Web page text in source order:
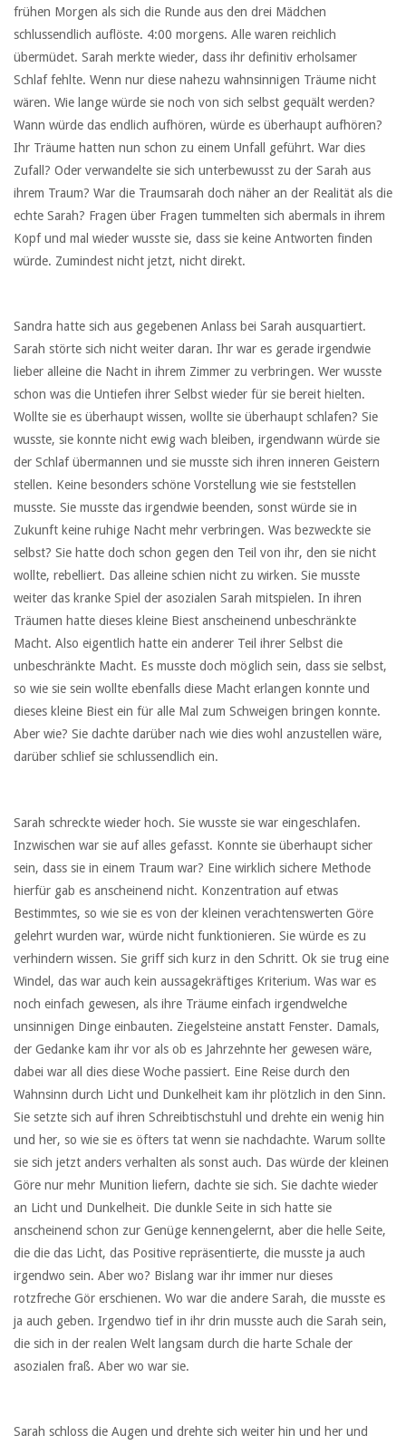
frühen Morgen als sich die Runde aus den drei Mädchen
schlussendlich auflöste. 4:00 morgens. Alle waren reichlich
übermüdet. Sarah merkte wieder, dass ihr definitiv erholsamer
Schlaf fehlte. Wenn nur diese nahezu wahnsinnigen Träume nicht
wären. Wie lange würde sie noch von sich selbst gequält werden?
Wann würde das endlich aufhören, würde es überhaupt aufhören?
Ihr Träume hatten nun schon zu einem Unfall geführt. War dies
Zufall? Oder verwandelte sie sich unterbewusst zu der Sarah aus
ihrem Traum? War die Traumsarah doch näher an der Realität als die
echte Sarah? Fragen über Fragen tummelten sich abermals in ihrem
Kopf und mal wieder wusste sie, dass sie keine Antworten finden
würde. Zumindest nicht jetzt, nicht direkt.
Sandra hatte sich aus gegebenen Anlass bei Sarah ausquartiert.
Sarah störte sich nicht weiter daran. Ihr war es gerade irgendwie
lieber alleine die Nacht in ihrem Zimmer zu verbringen. Wer wusste
schon was die Untiefen ihrer Selbst wieder für sie bereit hielten.
Wollte sie es überhaupt wissen, wollte sie überhaupt schlafen? Sie
wusste, sie konnte nicht ewig wach bleiben, irgendwann würde sie
der Schlaf übermannen und sie musste sich ihren inneren Geistern
stellen. Keine besonders schöne Vorstellung wie sie feststellen
musste. Sie musste das irgendwie beenden, sonst würde sie in
Zukunft keine ruhige Nacht mehr verbringen. Was bezweckte sie
selbst? Sie hatte doch schon gegen den Teil von ihr, den sie nicht
wollte, rebelliert. Das alleine schien nicht zu wirken. Sie musste
weiter das kranke Spiel der asozialen Sarah mitspielen. In ihren
Träumen hatte dieses kleine Biest anscheinend unbeschränkte
Macht. Also eigentlich hatte ein anderer Teil ihrer Selbst die
unbeschränkte Macht. Es musste doch möglich sein, dass sie selbst,
so wie sie sein wollte ebenfalls diese Macht erlangen konnte und
dieses kleine Biest ein für alle Mal zum Schweigen bringen konnte.
Aber wie? Sie dachte darüber nach wie dies wohl anzustellen wäre,
darüber schlief sie schlussendlich ein.
Sarah schreckte wieder hoch. Sie wusste sie war eingeschlafen.
Inzwischen war sie auf alles gefasst. Konnte sie überhaupt sicher
sein, dass sie in einem Traum war? Eine wirklich sichere Methode
hierfür gab es anscheinend nicht. Konzentration auf etwas
Bestimmtes, so wie sie es von der kleinen verachtenswerten Göre
gelehrt wurden war, würde nicht funktionieren. Sie würde es zu
verhindern wissen. Sie griff sich kurz in den Schritt. Ok sie trug eine
Windel, das war auch kein aussagekräftiges Kriterium. Was war es
noch einfach gewesen, als ihre Träume einfach irgendwelche
unsinnigen Dinge einbauten. Ziegelsteine anstatt Fenster. Damals,
der Gedanke kam ihr vor als ob es Jahrzehnte her gewesen wäre,
dabei war all dies diese Woche passiert. Eine Reise durch den
Wahnsinn durch Licht und Dunkelheit kam ihr plötzlich in den Sinn.
Sie setzte sich auf ihren Schreibtischstuhl und drehte ein wenig hin
und her, so wie sie es öfters tat wenn sie nachdachte. Warum sollte
sie sich jetzt anders verhalten als sonst auch. Das würde der kleinen
Göre nur mehr Munition liefern, dachte sie sich. Sie dachte wieder
an Licht und Dunkelheit. Die dunkle Seite in sich hatte sie
anscheinend schon zur Genüge kennengelernt, aber die helle Seite,
die die das Licht, das Positive repräsentierte, die musste ja auch
irgendwo sein. Aber wo? Bislang war ihr immer nur dieses
rotzfreche Gör erschienen. Wo war die andere Sarah, die musste es
ja auch geben. Irgendwo tief in ihr drin musste auch die Sarah sein,
die sich in der realen Welt langsam durch die harte Schale der
asozialen fraß. Aber wo war sie.
Sarah schloss die Augen und drehte sich weiter hin und her und